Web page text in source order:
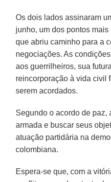
Os dois lados assinaram
junho, um dos pontos
que abriu caminho para a
negociações. As
aos guerrilheiros, sua
reincorporação à vida civil
serem acordados.
Segundo o acordo de paz,
armada e buscar seus
atuação partidária na
colombiana.
Espera-se que, com a